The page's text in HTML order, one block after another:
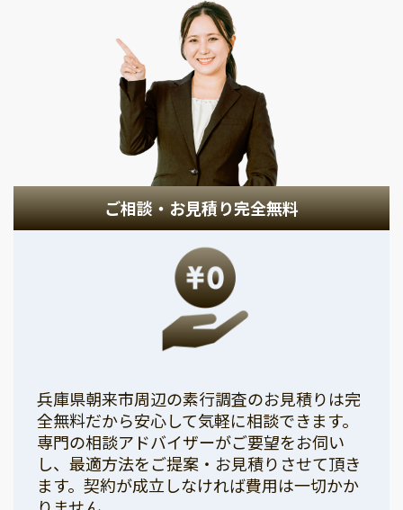
ご相談・お見積り完全無料
兵庫県朝来市周辺の素行調査のお見積りは完
全無料だから安心して気軽に相談できます。
専門の相談アドバイザーがご要望をお伺い
し、最適方法をご提案・お見積りさせて頂き
ます。契約が成立しなければ費用は一切かか